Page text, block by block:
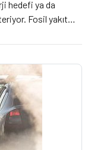
hedefi ya da
Fosil yakıt